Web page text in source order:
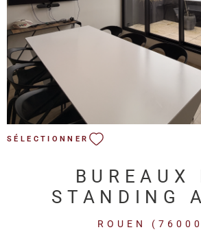
SÉLECTIONNER
BUREAUX
STANDING
ESPACES
ROUEN